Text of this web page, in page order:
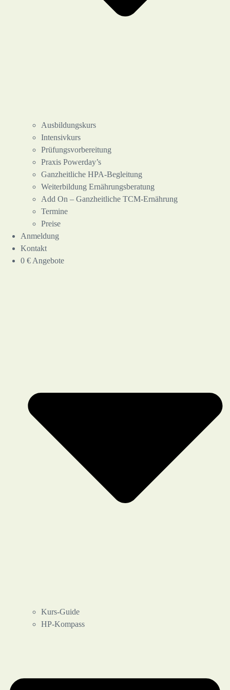
Ausbildungskurs
Intensivkurs
Prüfungsvorbereitung
Praxis Powerday’s
Ganzheitliche HPA-Begleitung
Weiterbildung Ernährungsberatung
Add On – Ganzheitliche TCM-Ernährung
Termine
Preise
Anmeldung
Kontakt
0 € Angebote
Kurs-Guide
HP-Kompass